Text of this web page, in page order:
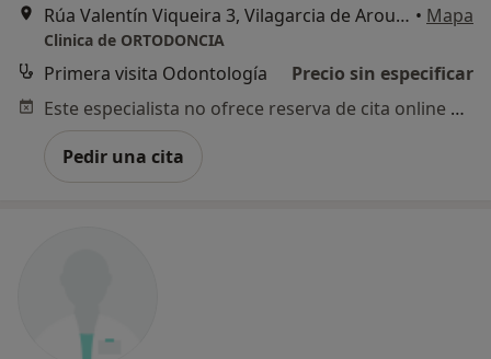
Rúa Valentín Viqueira 3, Vilagarcia de Arousa • Mapa
Clinica de ORTODONCIA
Primera visita Odontología
Precio sin especificar
Este especialista no ofrece reserva de cita online en esta dirección.
Pedir una cita